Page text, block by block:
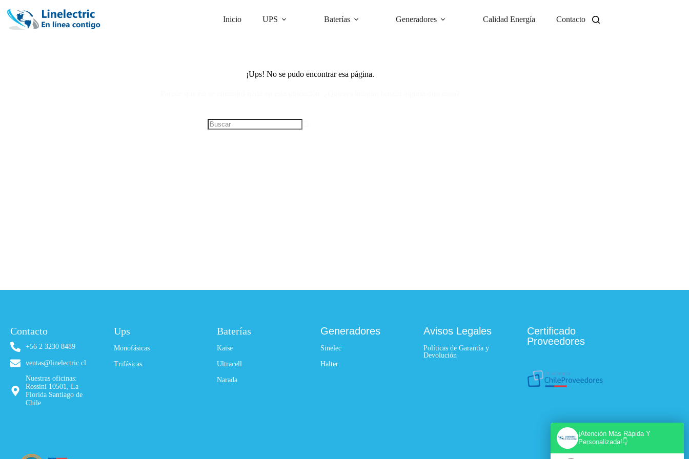
Inicio UPS Baterías Generadores Calidad Energía Contacto
¡Ups! No se pudo encontrar esa página.
Contacto
+56 2 3230 8489
ventas@linelectric.cl
Nuestras oficinas:
Rossini 10501, La
Florida Santiago de
Chile
Ups
Monofásicas
Trifásicas
Baterías
Kaise
Ultracell
Narada
Generadores
Sinelec
Halter
Avisos Legales
Políticas de Garantía y
Devolución
Certificado
Proveedores
¡Atención Más Rápida Y
Personalizada!👇